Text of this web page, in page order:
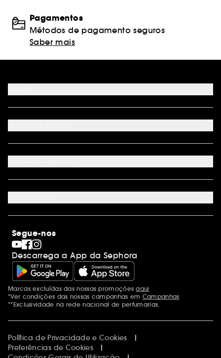
Pagamentos
Métodos de pagamento seguros
Saber mais
FAQ
Métodos de pagamento
Cartão oferta físico
Cartão oferta empresas
Site Map
Seguir encomenda
Programa de Fidelidade
Juntar Sephora
Sephora Prize 2026
Internacional
Descobrir a Sephora
Código promocional Sephora
Saldos
Dia dos Namorados
Dia do Pai
Dia da Mãe
Calendários do Advento
Singles' Day
Black Friday
Cyber Monday
Blue Monday
Segue-nos
Descarrega a App da Sephora
Menções adicionais
Marcas excluídas das nossas promoçõesaqui
*Ver condições das nossas campanhas em Campanhas
**Exclusividade na rede nacional de perfumarias.
Política de Privacidade e Cookies
Preferências de Cookies